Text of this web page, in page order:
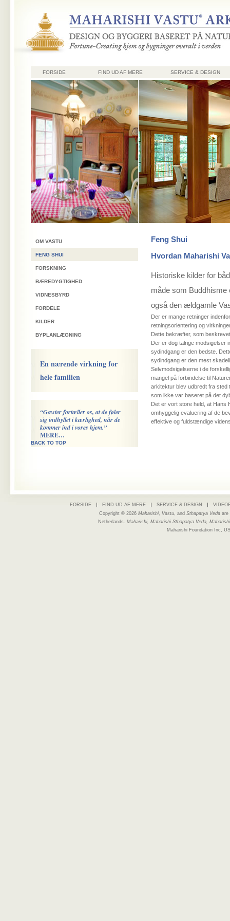
FORSIDE FIND UD AF MERE SERVICE & DESIGN
OM VASTU
FENG SHUI
FORSKNING
BÆREDYGTIGHED
VIDNESBYRD
FORDELE
KILDER
BYPLANLÆGNING
BACK TO TOP
En nærende virkning for
hele familien
“Gæster fortæller os, at de føler
sig indhyllet i kærlighed, når de
kommer ind i vores hjem.”
MERE…
Feng Shui
Hvordan Maharishi
Historiske kilder for
måde som Buddhisme
også den ældgamle
Der er mange retninger
retningsorientering og
Dette bekræfter, som
Der er dog talrige modsigelser
sydindgang er den bedste.
sydindgang er den mest
Selvmodsigelserne i de
mangel på forbindelse til
arkitektur blev udbredt fra sted
som ikke var baseret på det
Det er vort store held, at Hans
omhyggelig evaluering af de
effektive og fuldstændige
FORSIDE FIND UD AF MERE SERVICE & DESIGN
Copyright © 2026 Maharishi, Vastu, and Sthapatya Veda are
Netherlands. Maharishi, Maharishi Sthapatya Veda,
Maharishi Foundation Inc,